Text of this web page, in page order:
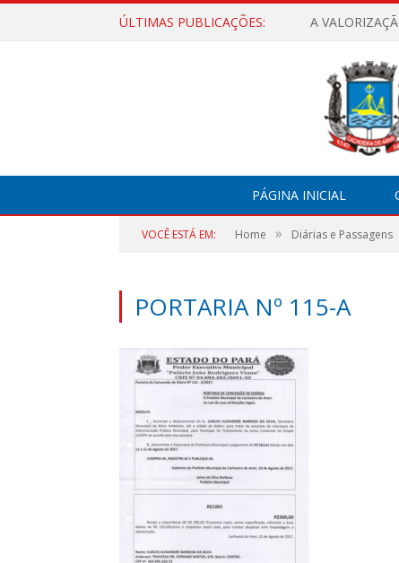
ÚLTIMAS PUBLICAÇÕES: A
PÁGINA INICIAL
VOCÊ ESTÁ EM: Home » Diárias e Passagens
PORTARIA Nº 115-A